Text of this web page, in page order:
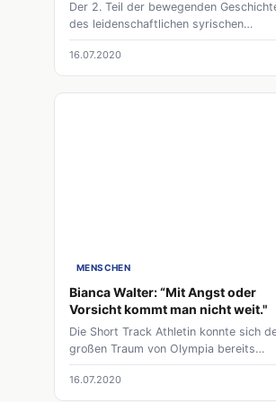
Der 2. Teil der bewegenden
des leidenschaftlichen syrischen
Radrennfahrers über die neuen
in Deutschland. Zielstrebigkeit hat ihn
die Rad-Bundesliga und an die
gebracht. Durch seine Geschichte
16.07.2020
MENSCHEN
Bianca Walter: “Mit Angst oder
Vorsicht kommt man nicht weit."
Die Short Track Athletin konnte sich
großen Traum von Olympia bereits
erfüllen. Die harte Arbeit die sie
gebracht hat, wäre ohne die Förderung
16.07.2020